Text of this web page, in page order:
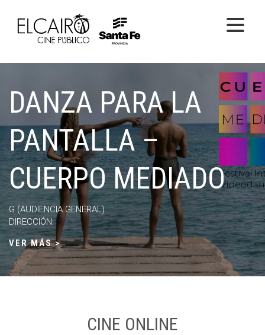
PELÍCULAS EN SALA
EL CINE
DANZA PARA LA
PANTALLA –
CUERPO MEDIADO
G (AUDIENCIA GENERAL)
DIRECCIÓN:
VER MÁS >
CINE ONLINE